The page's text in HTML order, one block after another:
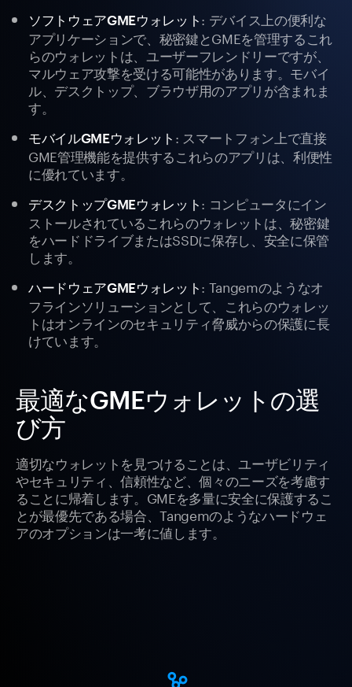
ソフトウェアGMEウォレット : デバイス上の便利な
アプリケーションで、秘密鍵とGMEを管理するこれ
らのウォレットは、ユーザーフレンドリーですが、
マルウェア攻撃を受ける可能性があります。モバイ
ル、デスクトップ、ブラウザ用のアプリが含まれま
す。
モバイルGMEウォレット : スマートフォン上で直接
GME管理機能を提供するこれらのアプリは、利便性
に優れています。
デスクトップGMEウォレット : コンピュータにイン
ストールされているこれらのウォレットは、秘密鍵
をハードドライブまたはSSDに保存し、安全に保管
します。
ハードウェアGMEウォレット : Tangemのようなオ
フラインソリューションとして、これらのウォレッ
トはオンラインのセキュリティ脅威からの保護に長
けています。
最適なGMEウォレットの選
び方
適切なウォレットを見つけることは、ユーザビリティ
やセキュリティ、信頼性など、個々のニーズを考慮す
ることに帰着します。GMEを多量に安全に保護するこ
とが最優先である場合、Tangemのようなハードウェ
アのオプションは一考に値します。